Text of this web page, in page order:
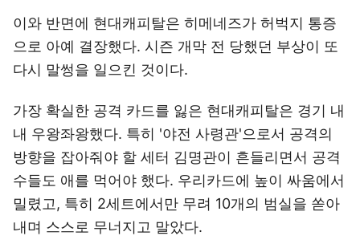
이와 반면에 현대캐피탈은 히메네즈가 허벅지 통증
으로 아예 결장했다. 시즌 개막 전 당했던 부상이 또
다시 말썽을 일으킨 것이다.
가장 확실한 공격 카드를 잃은 현대캐피탈은 경기 내
내 우왕좌왕했다. 특히 '야전 사령관'으로서 공격의
방향을 잡아줘야 할 세터 김명관이 흔들리면서 공격
수들도 애를 먹어야 했다. 우리카드에 높이 싸움에서
밀렸고, 특히 2세트에서만 무려 10개의 범실을 쏟아
내며 스스로 무너지고 말았다.